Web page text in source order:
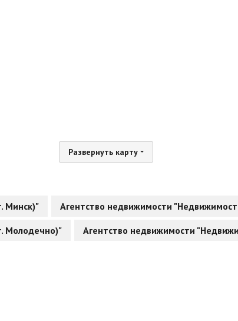
Развернуть карту
Минск)" Агентство недвижимости
Молодечно)" Агентство недвижимости